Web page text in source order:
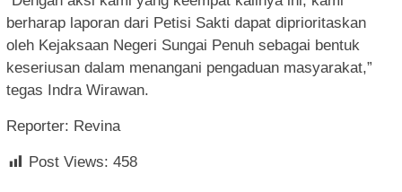
berharap laporan dari Petisi Sakti dapat diprioritaskan
oleh Kejaksaan Negeri Sungai Penuh sebagai bentuk
keseriusan dalam menangani pengaduan masyarakat,”
tegas Indra Wirawan.
Reporter: Revina
Post Views: 458